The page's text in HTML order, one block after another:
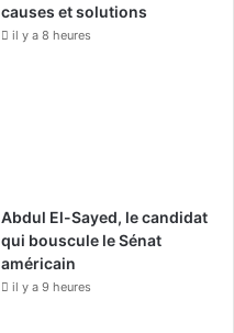
m
causes et solutions
il y a 8 heures
Abdul El-Sayed, le candidat
qui bouscule le Sénat
américain
il y a 9 heures